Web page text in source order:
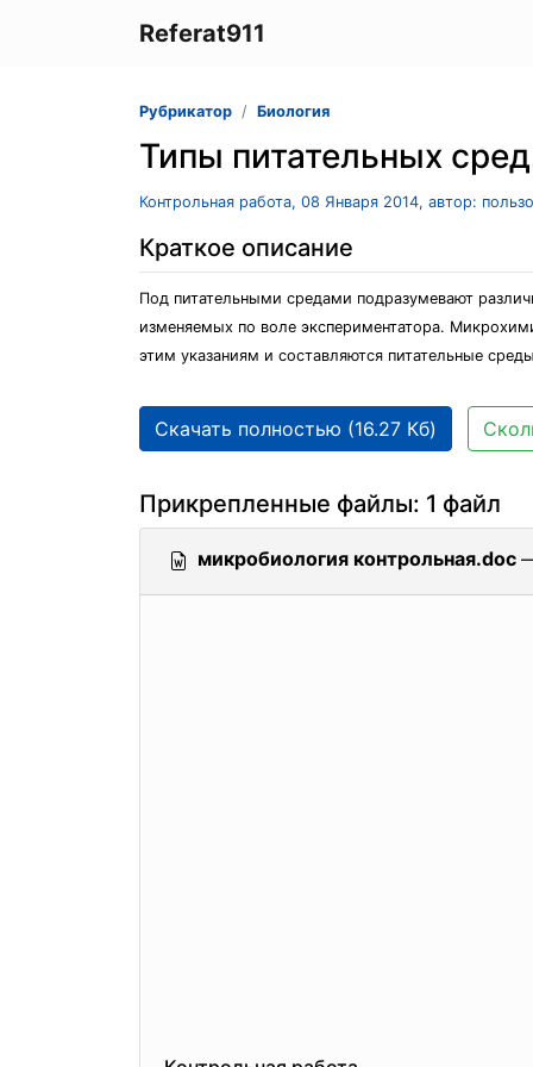
Referat911
Рубрикатор Биология
Типы питательных
Контрольная работа, 08 Января 2014, автор:
Краткое описание
Под питательными средами подразумевают
изменяемых по воле экспериментатора.
этим указаниям и составляются питательные
Скачать полностью (16.27 Кб)
Прикрепленные файлы: 1 файл
микробиология контрольная.doc